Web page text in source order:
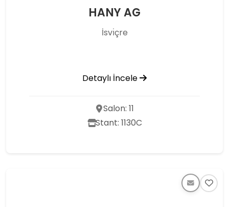
HANY AG
İsvı̇çre
Detaylı İncele
Salon: 11
Stant: 1130C